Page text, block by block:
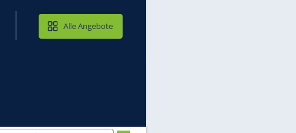
MAIL & CLOUD